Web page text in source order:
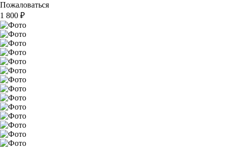
Пожаловаться
1 800 ₽